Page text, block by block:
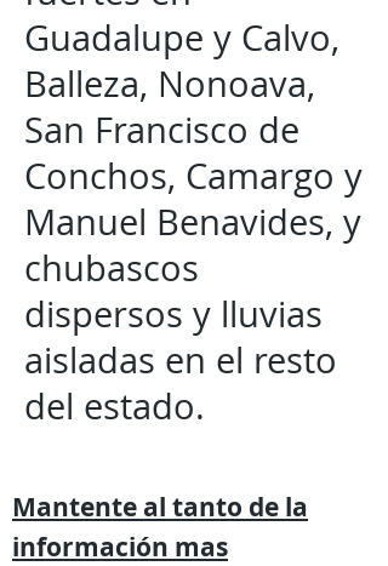
Guadalupe y Calvo,
Balleza, Nonoava,
San Francisco de
Conchos, Camargo y
Manuel Benavides, y
chubascos
dispersos y lluvias
aisladas en el resto
del estado.
Mantente al tanto de la
información mas